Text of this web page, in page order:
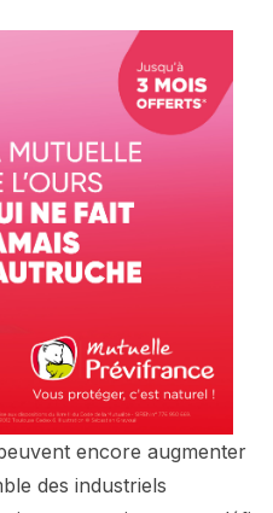
encore augmenter
des industriels